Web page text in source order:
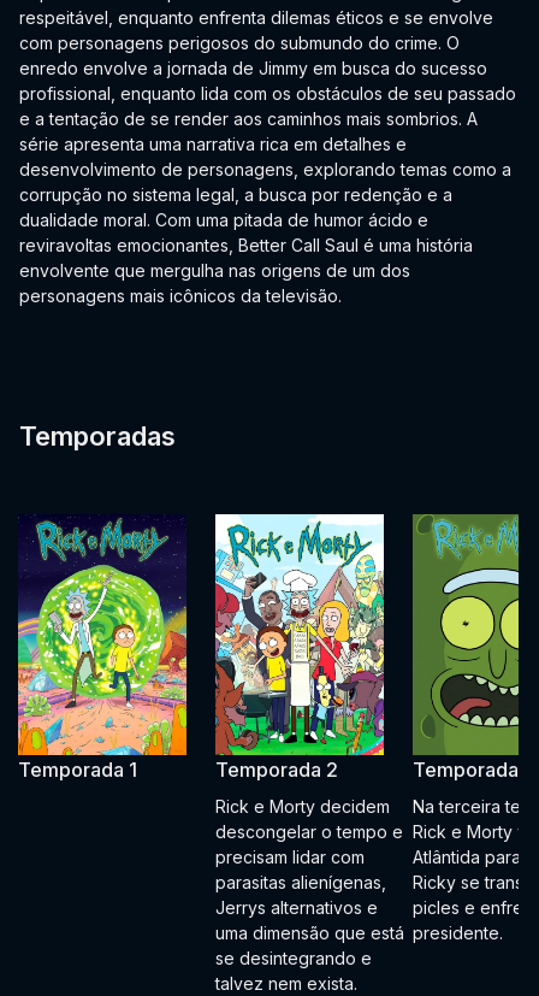
respeitável, enquanto enfrenta dilemas éticos e se envolve
com personagens perigosos do submundo do crime. O
enredo envolve a jornada de Jimmy em busca do sucesso
profissional, enquanto lida com os obstáculos de seu passado
e a tentação de se render aos caminhos mais sombrios. A
série apresenta uma narrativa rica em detalhes e
desenvolvimento de personagens, explorando temas como a
corrupção no sistema legal, a busca por redenção e a
dualidade moral. Com uma pitada de humor ácido e
reviravoltas emocionantes, Better Call Saul é uma história
envolvente que mergulha nas origens de um dos
personagens mais icônicos da televisão.
Temporadas
Temporada 1 Temporada 2
Rick e Morty decidem
descongelar o tempo e
precisam lidar com
parasitas alienígenas,
Jerrys alternativos e
uma dimensão que está
se desintegrando e
talvez nem exista.
Temporada 3
Na terceira
Rick e Morty
Atlântida para
Ricky se
picles e
presidente.